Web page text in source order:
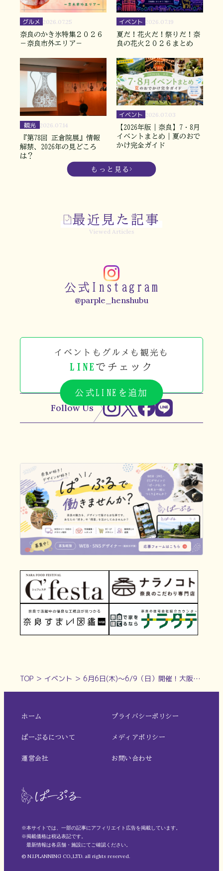
グルメ 2026.07.25
奈良のかき氷特集２０２６
－奈良市外エリア－
イベント 2026.07.19
夏だ！花火だ！祭りだ！奈
良の花火２０２６まとめ
観光 2026.07.14
『第78回 正倉院展』情報
解禁、2026年の見どころ
は？
イベント 2026.07.03
【2026年版｜奈良】7・8月
イベントまとめ｜夏のおで
かけ完全ガイド
もっと見る
最近見た記事
Viewed Articles
公式Instagram
@parple_henshubu
イベントもグルメも観光も
LINE でチェック
公式LINEを追加
Follow Us
TOP ＞ イベント ＞ 6月6日(木)～6/9（日）開催！大阪・関西万博に向けて家族皆で盛り上がろう！大阪・関西万博協賛イベント@奈良競輪場
ホーム
ぱーぷるについて
運営会社
プライバシーポリシー
メディアポリシー
お問い合わせ
※本サイトでは、一部の記事にアフィリエイト広告を掲載しています。
※掲載価格は税込表記です。
最新情報は各店舗・施設にてご確認ください。
© N.I.PLANNING CO.,LTD. all rights reserved.